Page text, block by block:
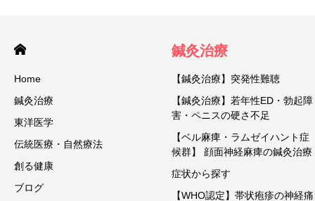
Home
鍼灸治療
東洋医学
伝統医療・自然療法
創る健康
ブログ
鍼灸治療
【鍼灸治療】突発性難聴
【鍼灸治療】若年性ED・勃起障
害・ペニスの硬さ不足
【ベル麻痺・ラムゼイハント症
候群】 顔面神経麻痺の鍼灸治療
症状から探す
【WHO認定】帯状疱疹の神経痛